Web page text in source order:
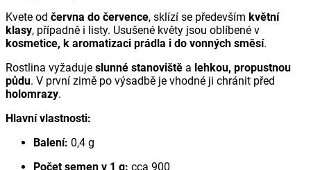
Kvete od června do července, sklízí se především květní
klasy, případně i listy. Usušené květy jsou oblíbené v
kosmetice, k aromatizaci prádla i do vonných směsí.
Rostlina vyžaduje slunné stanoviště a lehkou, propustnou
půdu. V první zimě po výsadbě je vhodné ji chránit před
holomrazy.
Hlavní vlastnosti:
Balení: 0,4 g
Počet semen v 1 g: cca 900